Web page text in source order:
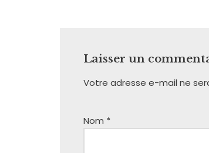
Laisser un
Votre adresse e-mail ne
Nom *